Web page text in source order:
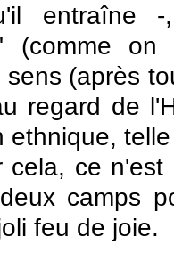
(comme
(après
regard de
ethnique,
cela, ce
camps
feu de joie.